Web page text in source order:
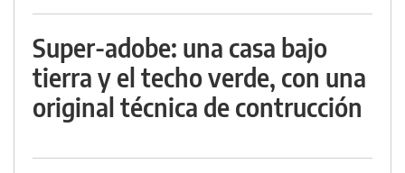
Super-adobe: una casa bajo
tierra y el techo verde, con una
original técnica de contrucción